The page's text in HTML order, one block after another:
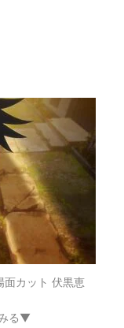
面カット 伏黒恵
る▼